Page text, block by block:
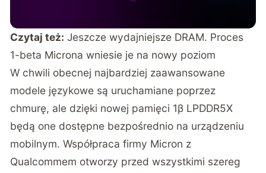
Czytaj też: Jeszcze wydajniejsze DRAM. Proces
1-beta Microna wniesie je na nowy poziom
W chwili obecnej najbardziej zaawansowane
modele językowe są uruchamiane poprzez
chmurę, ale dzięki nowej pamięci 1β LPDDR5X
będą one dostępne bezpośrednio na urządzeniu
mobilnym. Współpraca firmy Micron z
Qualcommem otworzy przed wszystkimi szereg